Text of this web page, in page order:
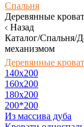
Спальня
Деревянные
Назад
Каталог/Спальня/
механизмом
Деревянные
140x200
160х200
180х200
200*200
Из массива дуба